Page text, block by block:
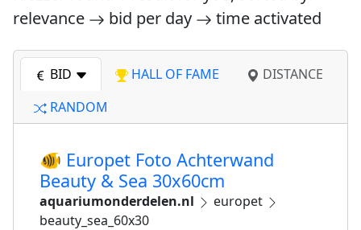
relevance
bid per day time activated
BID HALL OF FAME
DISTANCE
RANDOM
🐠 Europet Foto Achterwand
Beauty & Sea 30x60cm
aquariumonderdelen.nl
europet
beauty_sea_60x30